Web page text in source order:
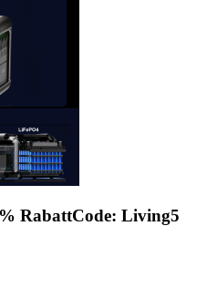
RabattCode: Living5